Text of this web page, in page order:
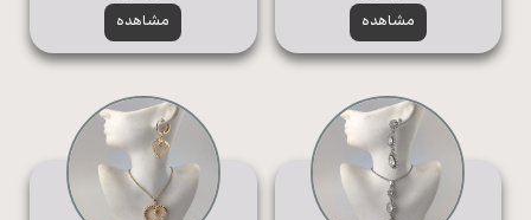
مشاهده مشاهده